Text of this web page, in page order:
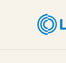
principal